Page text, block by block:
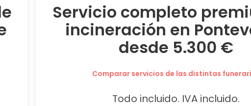
Servicio completo
incineración en
desde 5.300 €
Comparar servicios de las distintas
Todo incluido. IVA incluido.